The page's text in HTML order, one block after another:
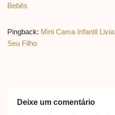
Bebês
Pingback: Mini Cama Infantil
Seu Filho
Deixe um comentário